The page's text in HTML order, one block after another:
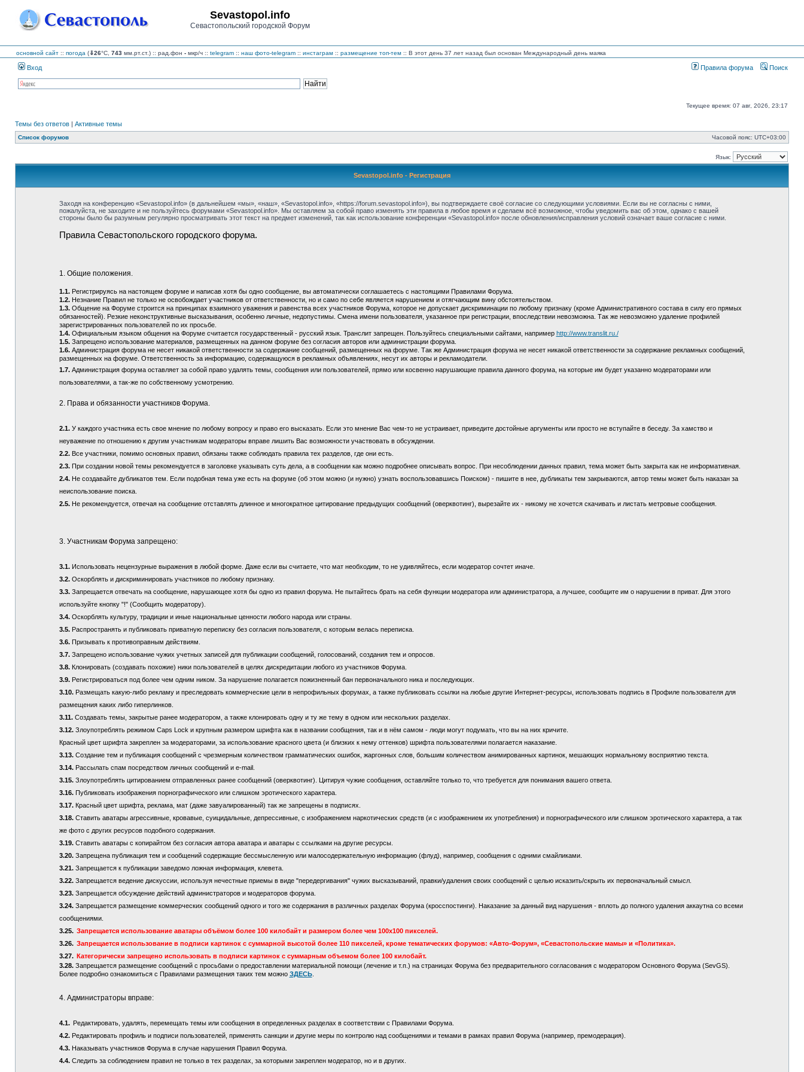
Sevastopol.info
Севастопольский городской Форум
основной сайт :: погода (⇓26°C, 743 мм.рт.ст.) :: рад.фон - мкр/ч :: telegram :: наш фото-telegram :: инстаграм :: размещение топ-тем :: В этот день 37 лет назад был основан Международный день маяка
Вход Правила форума Поиск
Текущее время: 07 авг, 2026, 23:17
Темы без ответов | Активные темы
Список форумов Часовой пояс: UTC+03:00
Язык:
Sevastopol.info - Регистрация
Заходя на конференцию «Sevastopol.info» (в дальнейшем «мы», «наш», «Sevastopol.info», «https://forum.sevastopol.info»), вы подтверждаете своё согласие со следующими условиями. Если вы не согласны с ними,
пожалуйста, не заходите и не пользуйтесь форумами «Sevastopol.info». Мы оставляем за собой право изменять эти правила в любое время и сделаем всё возможное, чтобы уведомить вас об этом, однако с вашей
стороны было бы разумным регулярно просматривать этот текст на предмет изменений, так как использование конференции «Sevastopol.info» после обновления/исправления условий означает ваше согласие с ними.
Правила Севастопольского городского форума.
1. Общие положения.
1.1.Регистрируясь на настоящем форуме и написав хотя бы одно сообщение, вы автоматически соглашаетесь с настоящими Правилами Форума.
1.2.Незнание Правил не только не освобождает участников от ответственности, но и само по себе является нарушением и отягчающим вину обстоятельством.
1.3.Общение на Форуме строится на принципах взаимного уважения и равенства всех участников Форума, которое не допускает дискриминации по любому признаку (кроме Административного состава в силу его прямых
обязанностей). Резкие неконструктивные высказывания, особенно личные, недопустимы. Смена имени пользователя, указанное при регистрации, впоследствии невозможна. Так же невозможно удаление профилей
зарегистрированных пользователей по их просьбе.
1.4.Официальным языком общения на Форуме считается государственный - русский язык. Транслит запрещен. Пользуйтесь специальными сайтами, например http://www.translit.ru./
1.5.Запрещено использование материалов, размещенных на данном форуме без согласия авторов или администрации форума.
1.6. Администрация форума не несет никакой ответственности за содержание сообщений, размещенных на форуме. Так же Администрация форума не несет никакой ответственности за содержание рекламных сообщений,
размещенных на форуме. Ответственность за информацию, содержащуюся в рекламных объявлениях, несут их авторы и рекламодатели.
1.7. Администрация форума оставляет за собой право удалять темы, сообщения или пользователей, прямо или косвенно нарушающие правила данного форума, на которые им будет указанно модераторами или
пользователями, а так-же по собственному усмотрению.
2. Права и обязанности участников Форума.
2.1.У каждого участника есть свое мнение по любому вопросу и право его высказать. Если это мнение Вас чем-то не устраивает, приведите достойные аргументы или просто не вступайте в беседу. За хамство и
неуважение по отношению к другим участникам модераторы вправе лишить Вас возможности участвовать в обсуждении.
2.2.Все участники, помимо основных правил, обязаны также соблюдать правила тех разделов, где они есть.
2.3.При создании новой темы рекомендуется в заголовке указывать суть дела, а в сообщении как можно подробнее описывать вопрос. При несоблюдении данных правил, тема может быть закрыта как не информативная.
2.4.Не создавайте дубликатов тем. Если подобная тема уже есть на форуме (об этом можно (и нужно) узнать воспользовавшись Поиском) - пишите в нее, дубликаты тем закрываются, автор темы может быть наказан за
неиспользование поиска.
2.5.Не рекомендуется, отвечая на сообщение отставлять длинное и многократное цитирование предыдущих сообщений (оверквотинг), вырезайте их - никому не хочется скачивать и листать метровые сообщения.
3. Участникам Форума запрещено:
3.1.Использовать нецензурные выражения в любой форме. Даже если вы считаете, что мат необходим, то не удивляйтесь, если модератор сочтет иначе.
3.2.Оскорблять и дискриминировать участников по любому признаку.
3.3.Запрещается отвечать на сообщение, нарушающее хотя бы одно из правил форума. Не пытайтесь брать на себя функции модератора или администратора, а лучшее, сообщите им о нарушении в приват. Для этого
используйте кнопку "!" (Сообщить модератору).
3.4.Оскорблять культуру, традиции и иные национальные ценности любого народа или страны.
3.5.Распространять и публиковать приватную переписку без согласия пользователя, с которым велась переписка.
3.6.Призывать к противоправным действиям.
3.7.Запрещено использование чужих учетных записей для публикации сообщений, голосований, создания тем и опросов.
3.8.Клонировать (создавать похожие) ники пользователей в целях дискредитации любого из участников Форума.
3.9.Регистрироваться под более чем одним ником. За нарушение полагается пожизненный бан первоначального ника и последующих.
3.10.Размещать какую-либо рекламу и преследовать коммерческие цели в непрофильных форумах, а также публиковать ссылки на любые другие Интернет-ресурсы, использовать подпись в Профиле пользователя для
размещения каких либо гиперлинков.
3.11.Создавать темы, закрытые ранее модератором, а также клонировать одну и ту же тему в одном или нескольких разделах.
3.12.Злоупотреблять режимом Caps Lock и крупным размером шрифта как в названии сообщения, так и в нём самом - люди могут подумать, что вы на них кричите.
Красный цвет шрифта закреплен за модераторами, за использование красного цвета (и близких к нему оттенков) шрифта пользователями полагается наказание.
3.13.Создание тем и публикация сообщений с чрезмерным количеством грамматических ошибок, жаргонных слов, большим количеством анимированных картинок, мешающих нормальному восприятию текста.
3.14.Рассылать спам посредством личных сообщений и e-mail.
3.15.Злоупотреблять цитированием отправленных ранее сообщений (оверквотинг). Цитируя чужие сообщения, оставляйте только то, что требуется для понимания вашего ответа.
3.16.Публиковать изображения порнографического или слишком эротического характера.
3.17.Красный цвет шрифта, реклама, мат (даже завуалированный) так же запрещены в подписях.
3.18.Ставить аватары агрессивные, кровавые, суицидальные, депрессивные, с изображением наркотических средств (и с изображением их употребления) и порнографического или слишком эротического характера, а так
же фото с других ресурсов подобного содержания.
3.19.Ставить аватары с копирайтом без согласия автора аватара и аватары с ссылками на другие ресурсы.
3.20.Запрещена публикация тем и сообщений содержащие бессмысленную или малосодержательную информацию (флуд), например, сообщения с одними смайликами.
3.21.Запрещается к публикации заведомо ложная информация, клевета.
3.22.Запрещается ведение дискуссии, используя нечестные приемы в виде "передергивания" чужих высказываний, правки/удаления своих сообщений с целью исказить/скрыть их первоначальный смысл.
3.23.Запрещается обсуждение действий администраторов и модераторов форума.
3.24.Запрещается размещение коммерческих сообщений одного и того же содержания в различных разделах Форума (кросспостинги). Наказание за данный вид нарушения - вплоть до полного удаления аккаутна со всеми
сообщениями.
3.25. Запрещается использование аватары объёмом более 100 килобайт и размером более чем 100х100 пикселей.
3.26. Запрещается использование в подписи картинок с суммарной высотой более 110 пикселей, кроме тематических форумов: «Авто-Форум», «Севастопольские мамы» и «Политика».
3.27. Категорически запрещено использовать в подписи картинок с суммарным объемом более 100 килобайт.
3.28. Запрещается размещение сообщений с просьбами о предоставлении материальной помощи (лечение и т.п.) на страницах Форума без предварительного согласования с модератором Основного Форума (SevGS).
Более подробно ознакомиться с Правилами размещения таких тем можно ЗДЕСЬ.
4. Администраторы вправе:
4.1. Редактировать, удалять, перемещать темы или сообщения в определенных разделах в соответствии с Правилами Форума.
4.2.Редактировать профиль и подписи пользователей, применять санкции и другие меры по контролю над сообщениями и темами в рамках правил Форума (например, премодерация).
4.3.Наказывать участников Форума в случае нарушения Правил Форума.
4.4.Следить за соблюдением правил не только в тех разделах, за которыми закреплен модератор, но и в других.